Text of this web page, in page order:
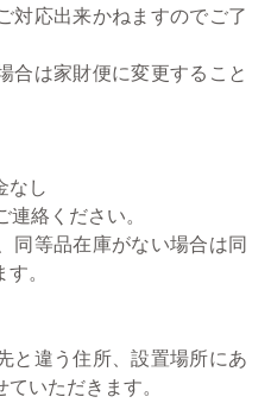
対応出来かねますのでご了
合は家財便に変更すること
なし
絡ください。
同等品在庫がない場合は同
。
と違う住所、設置場所にあ
いただきます。